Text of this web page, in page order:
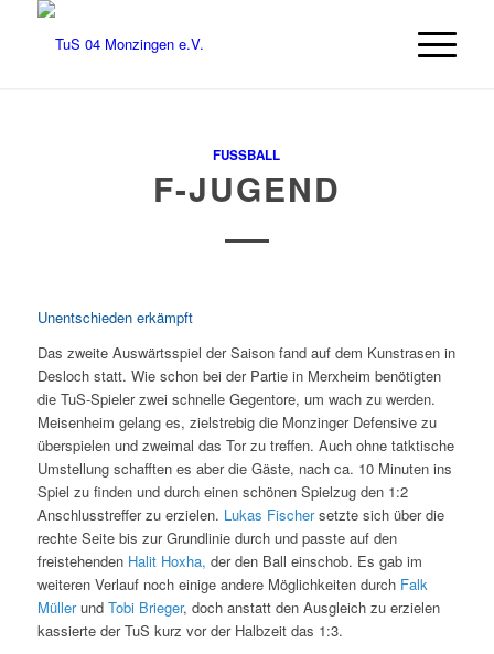
FUSSBALL
F-JUGEND
Unentschieden erkämpft
Das zweite Auswärtsspiel der Saison fand auf dem Kunstrasen in
Desloch statt. Wie schon bei der Partie in Merxheim benötigten
die TuS-Spieler zwei schnelle Gegentore, um wach zu werden.
Meisenheim gelang es, zielstrebig die Monzinger Defensive zu
überspielen und zweimal das Tor zu treffen. Auch ohne tatktische
Umstellung schafften es aber die Gäste, nach ca. 10 Minuten ins
Spiel zu finden und durch einen schönen Spielzug den 1:2
Anschlusstreffer zu erzielen. Lukas Fischersetzte sich über die
rechte Seite bis zur Grundlinie durch und passte auf den
freistehenden Halit Hoxha, der den Ball einschob. Es gab im
weiteren Verlauf noch einige andere Möglichkeiten durch Falk
Müllerund Tobi Brieger, doch anstatt den Ausgleich zu erzielen
kassierte der TuS kurz vor der Halbzeit das 1:3.